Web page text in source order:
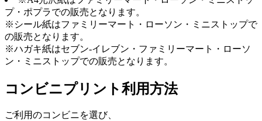
プ・ポプラでの販売となります。
※シール紙はファミリーマート・ローソン・ミニストップで
の販売となります。
※ハガキ紙はセブン-イレブン・ファミリーマート・ローソ
ン・ミニストップでの販売となります。
コンビニプリント利用方法
ご利用のコンビニを選び、